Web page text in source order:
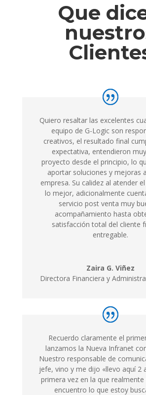
Que
Quiero resaltar las excelentes
equipo de G-Logic son
creativos, el resultado final
expectativa, entendieron
proyecto desde el principio, lo
aportar soluciones y mejoras
empresa. Su calidez al atender
lo mejor, adicionalmente
servicio post venta muy
acompañamiento hasta
satisfacción total del cliente
entregable.
Zaira G. Viñez
Directora Financiera y
Recuerdo claramente el
lanzamos la Nueva Infranet
Nuestro responsable de
jefe, vino y me dijo «llevo aquí 2
primera vez en la que
encuentro lo que estoy